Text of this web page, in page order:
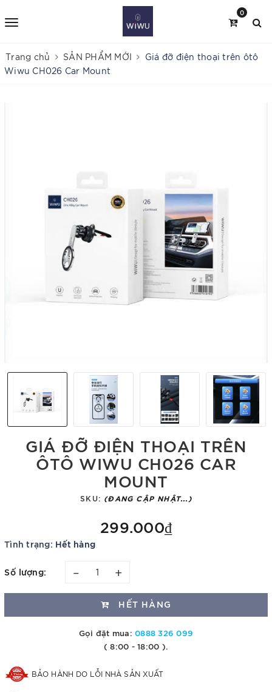
0
Trang chủ SẢN PHẨM MỚI
Giá đỡ điện thoại trên ôtô
Wiwu CH026 Car Mount
GIÁ ĐỠ ĐIỆN THOẠI TRÊN
ÔTÔ WIWU CH026 CAR
MOUNT
SKU: (ĐANG CẬP NHẬT...)
299.000₫
Tình trạng: Hết hàng
Số lượng: – +
HẾT HÀNG
Gọi đặt mua:0888 326 099
( 8:00 - 18:00 ).
BẢO HÀNH DO LỖI NHÀ SẢN XUẤT